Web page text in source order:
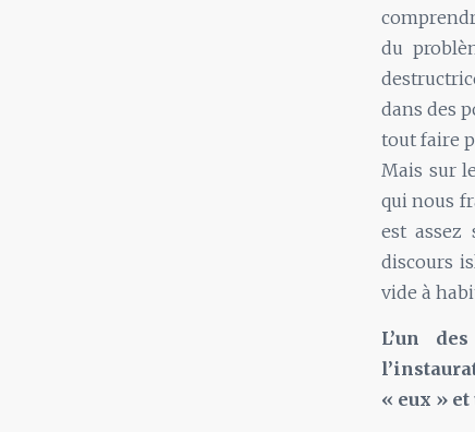
du
dans des
tout faire
Mais sur
qui nous
est assez
discours
vide à
L’un
« eux »